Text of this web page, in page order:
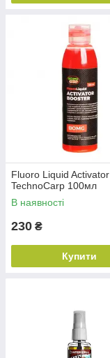
Fluoro Liquid Activator
TechnoCarp 100мл
В наявності
230 ₴
Купити